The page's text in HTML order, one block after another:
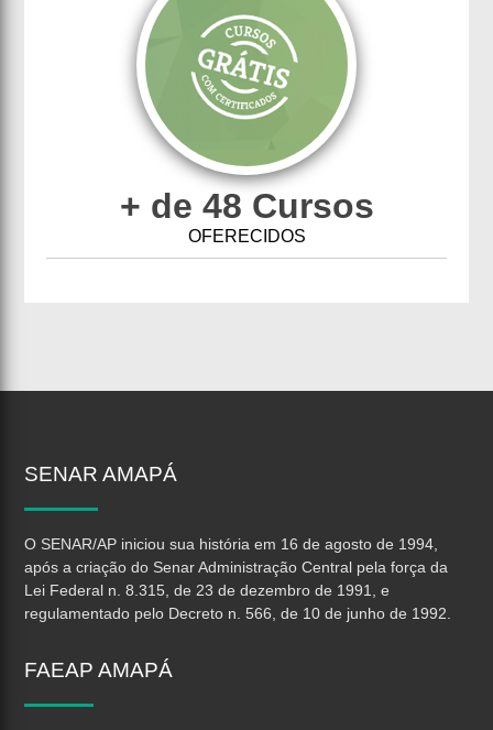
+ de 48 Cursos
OFERECIDOS
SENAR AMAPÁ
O SENAR/AP iniciou sua história em 16 de agosto de 1994,
após a criação do Senar Administração Central pela força da
Lei Federal n. 8.315, de 23 de dezembro de 1991, e
regulamentado pelo Decreto n. 566, de 10 de junho de 1992.
FAEAP AMAPÁ